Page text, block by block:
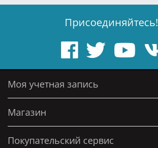
Присоединяйтесь!
Моя учетная запись
Магазин
Покупательский сервис